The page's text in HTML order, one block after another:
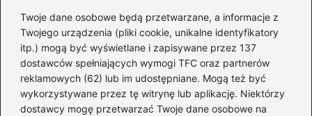
Twoje dane osobowe będą przetwarzane, a informacje z
Twojego urządzenia (pliki cookie, unikalne identyfikatory
itp.) mogą być wyświetlane i zapisywane przez 137
dostawców spełniających wymogi TFC oraz partnerów
reklamowych (62) lub im udostępniane. Mogą też być
wykorzystywane przez tę witrynę lub aplikację. Niektórzy
dostawcy mogę przetwarzać Twoje dane osobowe na
Akumulatory (85)
Benzyna i Diesel (80)
Motocykle(50)
Opony(77)
Prawo jazdy(65)
Quady(2)